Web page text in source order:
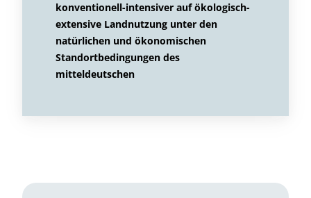
konventionell-intensiver auf ökologisch-
extensive Landnutzung unter den
natürlichen und ökonomischen
Standortbedingungen des
mitteldeutschen